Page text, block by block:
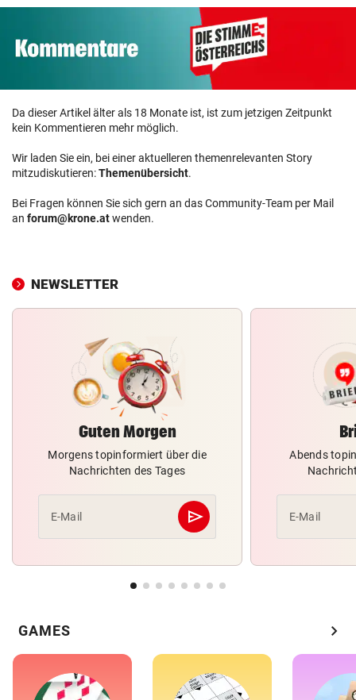
Da dieser Artikel älter als 18 Monate ist, ist zum jetzigen Zeitpunkt
kein Kommentieren mehr möglich.
Wir laden Sie ein, bei einer aktuelleren themenrelevanten Story
mitzudiskutieren:Themenübersicht.
Bei Fragen können Sie sich gern an das Community-Team per Mail
an forum@krone.atwenden.
NEWSLETTER
Guten Morgen
Morgens topinformiert über die
Nachrichten des Tages
E-Mail send
Abschicken
Abends
E-Mail
GAMES chevron_right